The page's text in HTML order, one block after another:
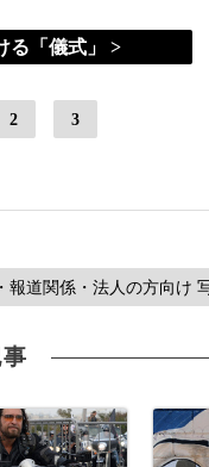
る「儀式」 >
2 3
報道関係・法人の方向け